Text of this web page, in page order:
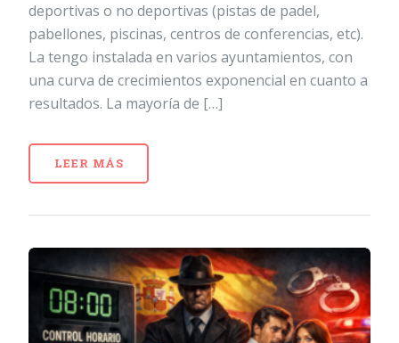
deportivas o no deportivas (pistas de padel,
pabellones, piscinas, centros de conferencias, etc).
La tengo instalada en varios ayuntamientos, con
una curva de crecimientos exponencial en cuanto a
resultados. La mayoría de […]
LEER MÁS